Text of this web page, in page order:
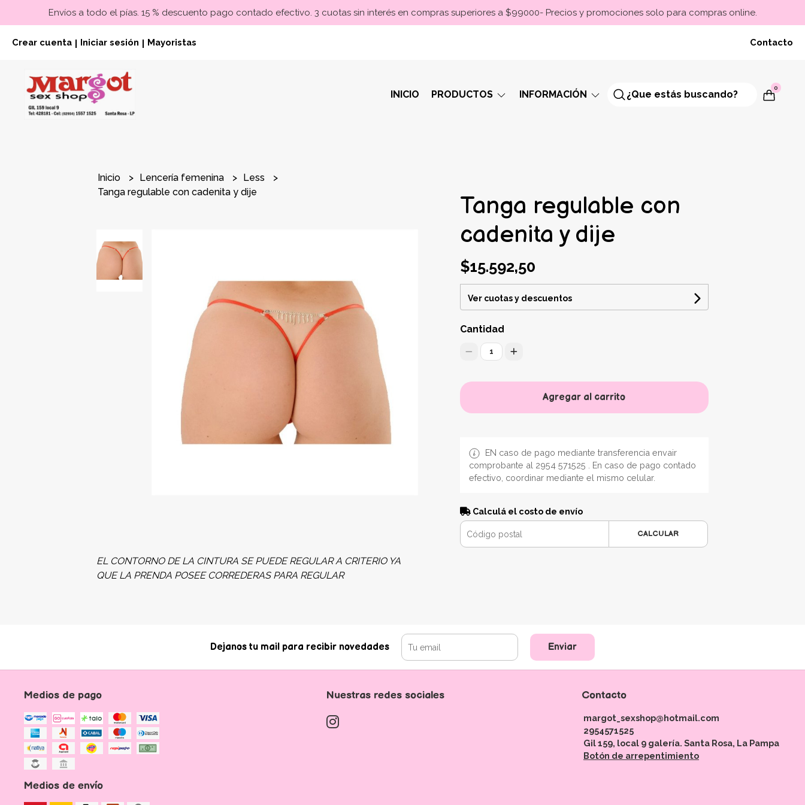
Envíos a todo el pías. 15 % descuento pago contado efectivo. 3 cuotas sin interés en compras superiores a $99000- Precios y promociones solo para compras online.
Crear cuenta Iniciar sesión Mayoristas Contacto
INICIO PRODUCTOS INFORMACIÓN
0
Inicio Lencería femenina
Less
Tanga regulable con cadenita y dije
EL CONTORNO DE LA CINTURA SE PUEDE REGULAR A CRITERIO YA
QUE LA PRENDA POSEE CORREDERAS PARA REGULAR
Tanga regulable con
cadenita y dije
$15.592,50
Ver cuotas y descuentos
Cantidad
1
Agregar al carrito
EN caso de pago mediante transferencia envair
comprobante al 2954 571525 . En caso de pago contado
efectivo, coordinar mediante el mismo celular.
Calculá el costo de envío
CALCULAR
Dejanos tu mail para recibir novedades Enviar
Medios de pago
Medios de envío
Nuestras redes sociales Contacto
margot_sexshop@hotmail.com
2954571525
Gil 159, local 9 galería. Santa Rosa, La Pampa
Botón de arrepentimiento